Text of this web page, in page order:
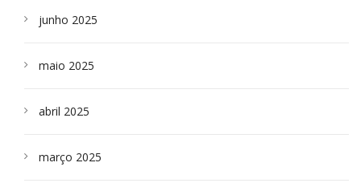
junho 2025
maio 2025
abril 2025
março 2025